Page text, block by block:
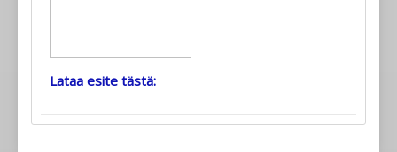
Lataa esite tästä: